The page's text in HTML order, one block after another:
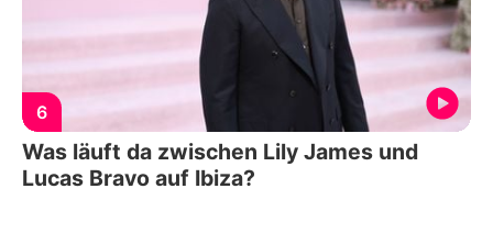
6
Was läuft da zwischen Lily James und
Lucas Bravo auf Ibiza?